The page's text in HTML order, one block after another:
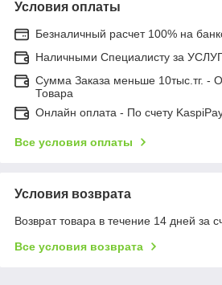
Условия оплаты
Безналичный расчет 100% на
Наличными Специалисту за
Сумма Заказа меньше 10тыс.тг. -
Товара
Онлайн оплата - По счету
Все условия оплаты
Условия возврата
Возврат товара в течение 14 дней за
Все условия возврата